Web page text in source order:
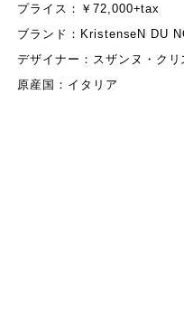
プライス：￥72,000+tax
ブランド：KristenseN DU
デザイナー：スザンヌ・クリ
原産国：イタリア